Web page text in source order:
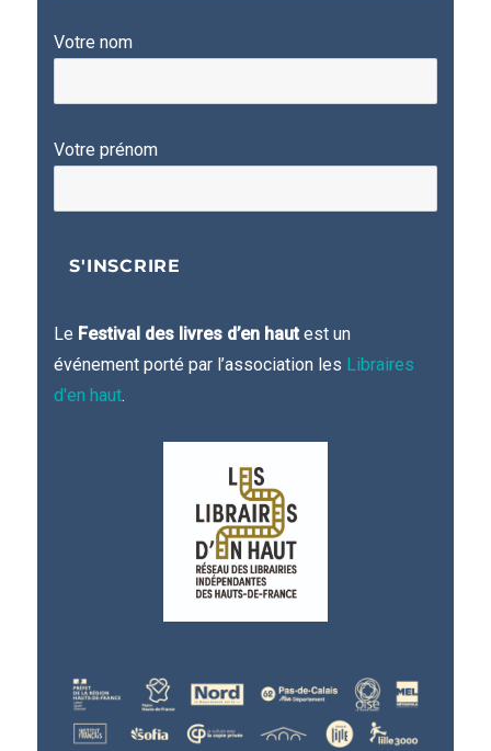
Votre nom
Votre prénom
Le Festival des livres d’en hautest un
événement porté par l’association les Libraires
d'en haut.